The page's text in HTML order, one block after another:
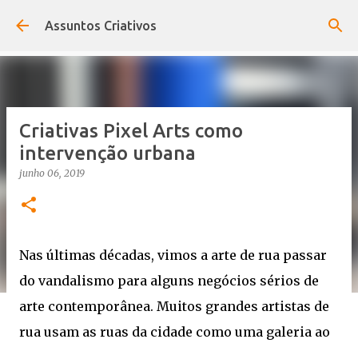
Pular para o conteúdo principal
Assuntos Criativos
Criativas Pixel Arts como
intervenção urbana
junho 06, 2019
Nas últimas décadas, vimos a arte de rua passar
do vandalismo para alguns negócios sérios de
arte contemporânea. Muitos grandes artistas de
rua usam as ruas da cidade como uma galeria ao